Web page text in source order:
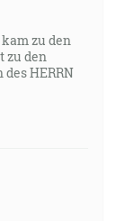
kam zu den
zu den
HERRN